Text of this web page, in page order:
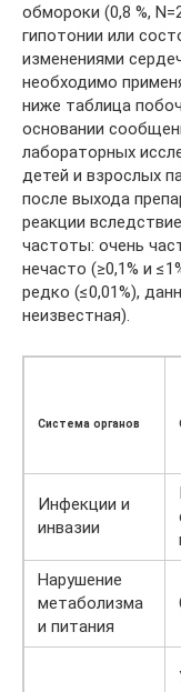
обмороки (0,8 %,
гипотонии или
изменениями
необходимо
ниже таблица
основании
лабораторных
детей и взрослых
после выхода
реакции
частоты: очень
нечасто (≥0,1% и
редко (≤0,01%),
неизвестная).
Система органов
Инфекции и
инвазии
Нарушение
метаболизма
и питания